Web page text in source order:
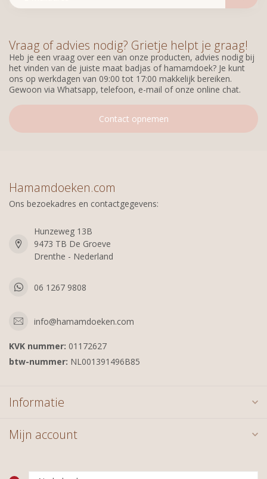
Vraag of advies nodig? Grietje helpt je graag!
Heb je een vraag over een van onze producten, advies nodig bij
het vinden van de juiste maat badjas of hamamdoek? Je kunt
ons op werkdagen van 09:00 tot 17:00 makkelijk bereiken.
Gewoon via Whatsapp, telefoon, e-mail of onze online chat.
Contact opnemen
Hamamdoeken.com
Ons bezoekadres en contactgegevens:
Hunzeweg 13B
9473 TB De Groeve
Drenthe - Nederland
06 1267 9808
info@hamamdoeken.com
KVK nummer: 01172627
btw-nummer: NL001391496B85
Informatie
Mijn account